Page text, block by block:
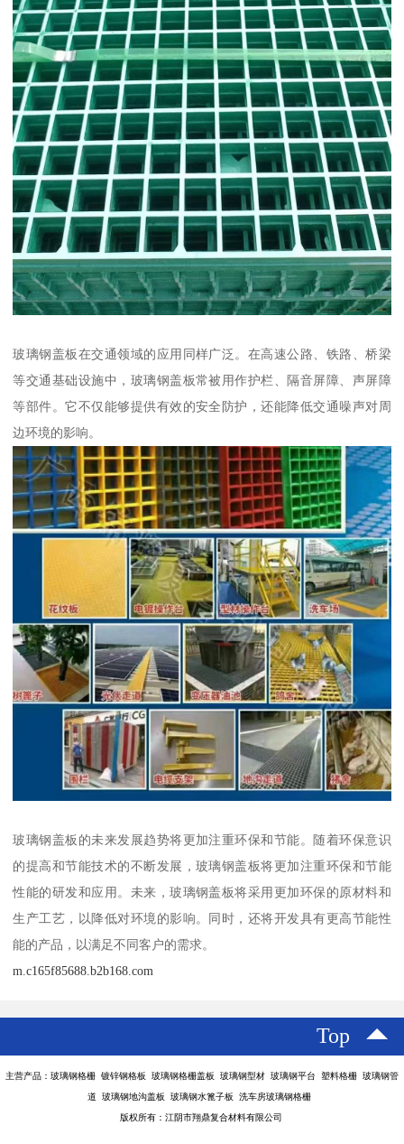
玻璃钢盖板在交通领域的应用同样广泛。在高速公路、铁路、桥梁
等交通基础设施中，玻璃钢盖板常被用作护栏、隔音屏障、声屏障
等部件。它不仅能够提供有效的安全防护，还能降低交通噪声对周
边环境的影响。
玻璃钢盖板的未来发展趋势将更加注重环保和节能。随着环保意识
的提高和节能技术的不断发展，玻璃钢盖板将更加注重环保和节能
性能的研发和应用。未来，玻璃钢盖板将采用更加环保的原材料和
生产工艺，以降低对环境的影响。同时，还将开发具有更高节能性
能的产品，以满足不同客户的需求。
m.c165f85688.b2b168.com
Top
主营产品：玻璃钢格栅 镀锌钢格板 玻璃钢格栅盖板 玻璃钢型材 玻璃钢平台 塑料格栅 玻璃钢管
道 玻璃钢地沟盖板 玻璃钢水篦子板 洗车房玻璃钢格栅
版权所有：江阴市翔鼎复合材料有限公司